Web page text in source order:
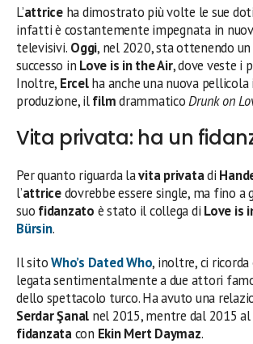
L’attriceha dimostrato più volte le sue
infatti è costantemente impegnata in
televisivi. Oggi, nel 2020, sta ottenendo
successo in Love is in the Air, dove veste i
Inoltre, Ercelha anche una nuova pellicola
produzione, ilfilmdrammaticoDrunk on
Vita privata: ha un
Per quanto riguarda lavita privatadi
l’attricedovrebbe essere single, ma fino a
suo fidanzato è stato il collega di Love is
Bürsin.
Il sitoWho’s Dated Who, inoltre, ci
legata sentimentalmente a due attori
dello spettacolo turco. Ha avuto una
Serdar Şanal nel 2015, mentre dal 2015
fidanzatacon Ekin Mert Daymaz.